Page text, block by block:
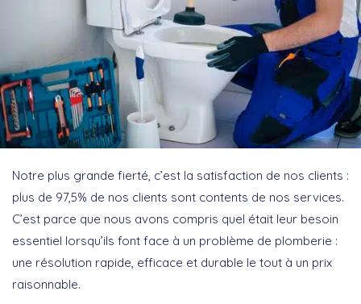
Notre plus grande fierté, c’est la satisfaction de nos clients :
plus de 97,5% de nos clients sont contents de nos services.
C’est parce que nous avons compris quel était leur besoin
essentiel lorsqu’ils font face à un problème de plomberie :
une résolution rapide, efficace et durable le tout à un prix
raisonnable.